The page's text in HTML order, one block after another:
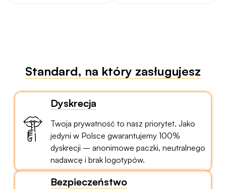
Standard, na który zasługujesz
Dyskrecja
Twoja prywatność to nasz priorytet. Jako
jedyni w Polsce gwarantujemy 100%
dyskrecji – anonimowe paczki, neutralnego
nadawcę i brak logotypów.
Bezpieczeństwo